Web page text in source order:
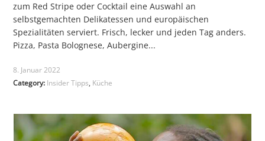
zum Red Stripe oder Cocktail eine Auswahl an
selbstgemachten Delikatessen und europäischen
Spezialitäten serviert. Frisch, lecker und jeden Tag anders.
Pizza, Pasta Bolognese, Aubergine...
8. Januar 2022
Category: Insider Tipps, Küche